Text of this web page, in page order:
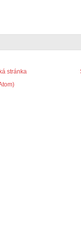
stránka